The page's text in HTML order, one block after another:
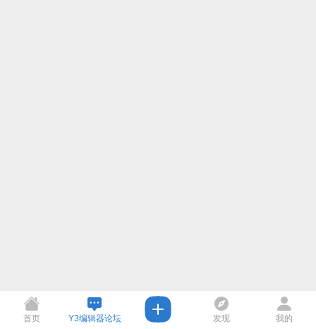
首页 Y3编辑器论坛 发现 我的